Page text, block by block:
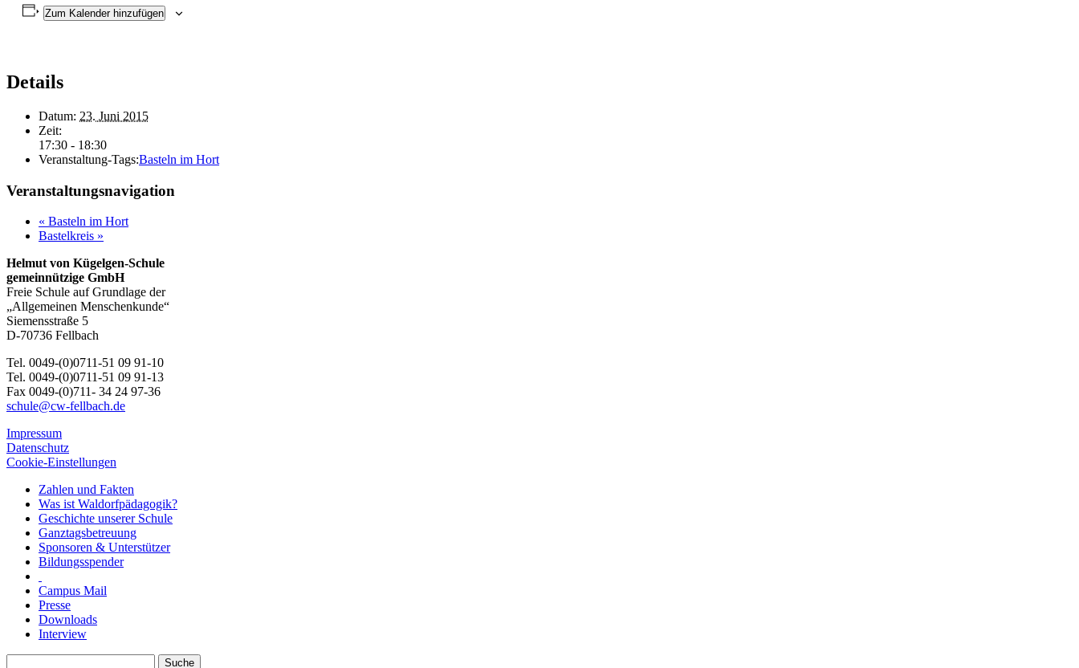
Zum Kalender hinzufügen
Details
Datum: 23. Juni 2015
Zeit:
17:30 - 18:30
Veranstaltung-Tags:Basteln im Hort
Veranstaltungsnavigation
« Basteln im Hort
Bastelkreis »
Helmut von Kügelgen-Schule
gemeinnützige GmbH
Freie Schule auf Grundlage der
„Allgemeinen Menschenkunde“
Siemensstraße 5
D-70736 Fellbach
Tel. 0049-(0)0711-51 09 91-10
Tel. 0049-(0)0711-51 09 91-13
Fax 0049-(0)711- 34 24 97-36
schule@cw-fellbach.de
Impressum
Datenschutz
Cookie-Einstellungen
Zahlen und Fakten
Was ist Waldorfpädagogik?
Geschichte unserer Schule
Ganztagsbetreuung
Sponsoren & Unterstützer
Bildungsspender
Campus Mail
Presse
Downloads
Interview